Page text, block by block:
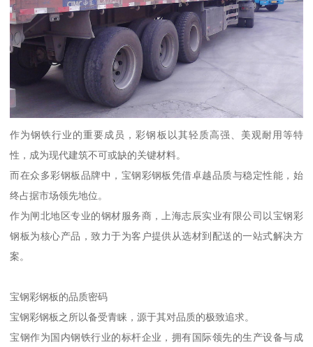
作为钢铁行业的重要成员，彩钢板以其轻质高强、美观耐用等特
性，成为现代建筑不可或缺的关键材料。
而在众多彩钢板品牌中，宝钢彩钢板凭借卓越品质与稳定性能，始
终占据市场领先地位。
作为闸北地区专业的钢材服务商，上海志辰实业有限公司以宝钢彩
钢板为核心产品，致力于为客户提供从选材到配送的一站式解决方
案。
宝钢彩钢板的品质密码
宝钢彩钢板之所以备受青睐，源于其对品质的极致追求。
宝钢作为国内钢铁行业的标杆企业，拥有国际领先的生产设备与成